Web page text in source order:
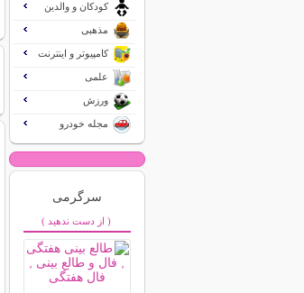
کودکان و والدین
مذهبی
کامپیوتر و اینترنت
علمی
ورزش
مجله خودرو
سرگرمی
( از دست ندهید )